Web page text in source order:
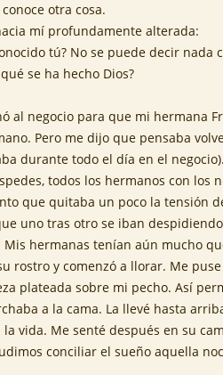
otra cosa.
mí profundamente alterada:
tú? No se puede decir nada
se ha hecho Dios?
al negocio para que mi hermana
Pero me dijo que pensaba
durante todo el día en el
todos los hermanos con los
que quitaba un poco la tensión
uno tras otro se iban
hermanas tenían aún mucho
rostro y comenzó a llorar. Me
plateada sobre mi pecho. Así
a la cama. La llevé hasta
vida. Me senté después en su
conciliar el sueño aquella